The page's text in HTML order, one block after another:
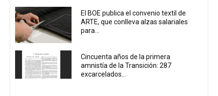
El BOE publica el convenio textil de
ARTE, que conlleva alzas salariales
para...
Cincuenta años de la primera
amnistía de la Transición: 287
excarcelados...